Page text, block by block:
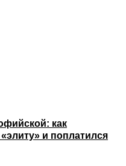
как
и поплатился